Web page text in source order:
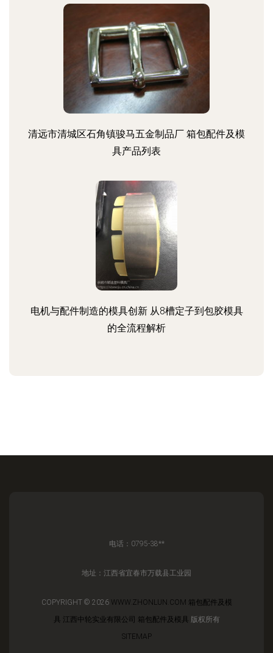
清远市清城区石角镇骏马五金制品厂 箱包配件及模
具产品列表
电机与配件制造的模具创新 从8槽定子到包胶模具
的全流程解析
电话：0795-38**
地址：江西省宜春市万载县工业园
COPYRIGHT © 2026 WWW.ZHONLUN.COM 箱包配件及模
具 江西中轮实业有限公司 箱包配件及模具
版权所有
SITEMAP